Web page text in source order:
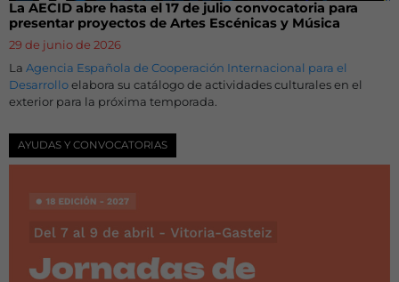
La AECID abre hasta el 17 de julio convocatoria para
presentar proyectos de Artes Escénicas y Música
29 de junio de 2026
La Agencia Española de Cooperación Internacional para el
Desarrolloelabora su catálogo de actividades culturales en el
exterior para la próxima temporada.
AYUDAS Y CONVOCATORIAS